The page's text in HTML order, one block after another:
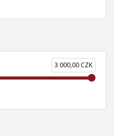
3 000,00 CZK